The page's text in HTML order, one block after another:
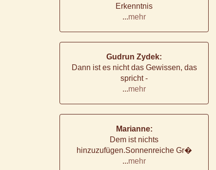
Erkenntnis
...mehr
Gudrun Zydek:
Dann ist es nicht das Gewissen, das
spricht -
...mehr
Marianne:
Dem ist nichts
hinzuzufügen.Sonnenreiche Gr�
...mehr